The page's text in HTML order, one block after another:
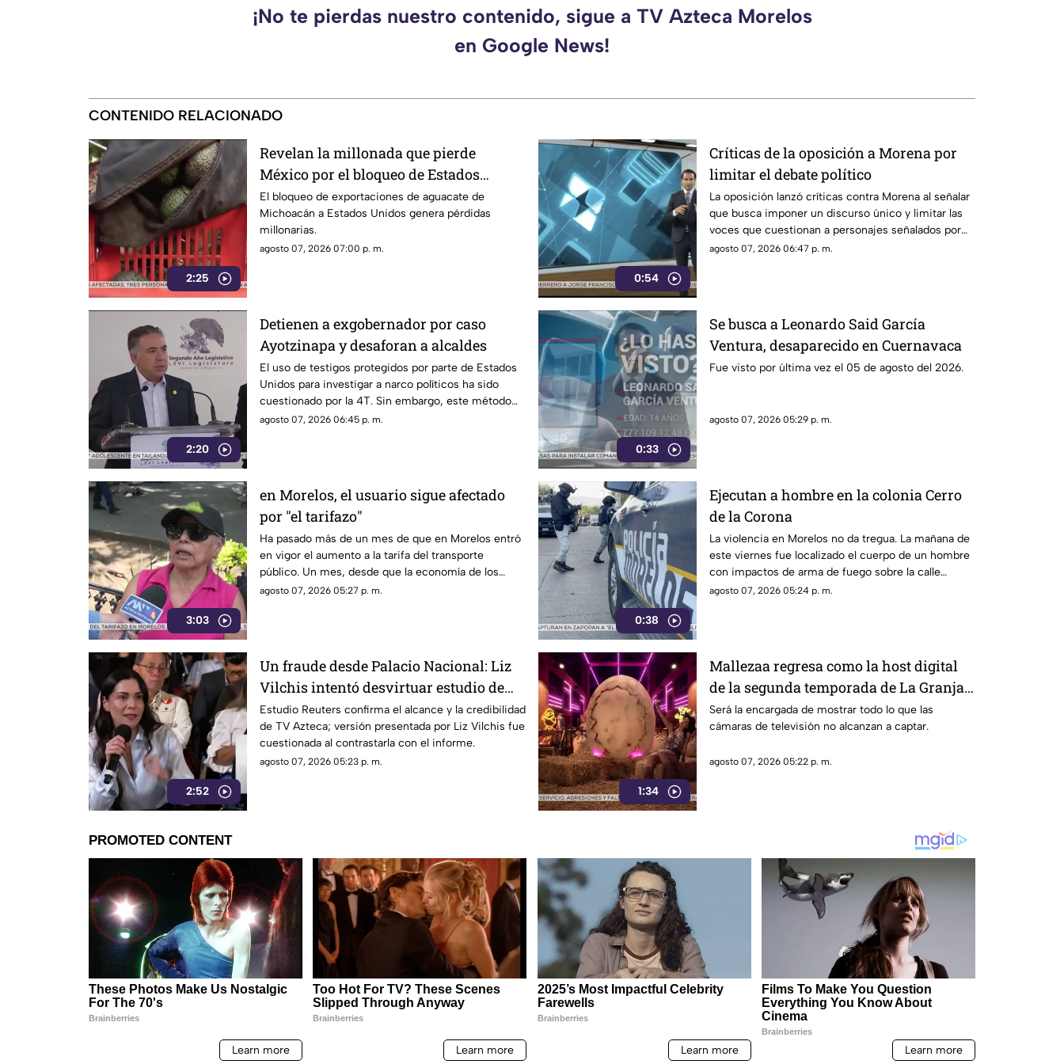
¡No te pierdas nuestro contenido, sigue a TV Azteca Morelos
en Google News!
CONTENIDO RELACIONADO
2:25
Revelan la millonada que pierde
México por el bloqueo de Estados
Unidos al aguacate de Michoacán
El bloqueo de exportaciones de aguacate de
Michoacán a Estados Unidos genera pérdidas
millonarias.
agosto 07, 2026 07:00 p. m.
0:54
Críticas de la oposición a Morena por
limitar el debate político
La oposición lanzó críticas contra Morena al señalar
que busca imponer un discurso único y limitar las
voces que cuestionan a personajes señalados por
presuntos vínculos con la narcopolítica de la 4T.
agosto 07, 2026 06:47 p. m.
2:20
Detienen a exgobernador por caso
Ayotzinapa y desaforan a alcaldes
El uso de testigos protegidos por parte de Estados
Unidos para investigar a narco políticos ha sido
cuestionado por la 4T. Sin embargo, este método
también ha colocado bajo la lupa a funcionarios y
agosto 07, 2026 06:45 p. m.
0:33
Se busca a Leonardo Said García
Ventura, desaparecido en Cuernavaca
Fue visto por última vez el 05 de agosto del 2026.
agosto 07, 2026 05:29 p. m.
3:03
en Morelos, el usuario sigue afectado
por "el tarifazo"
Ha pasado más de un mes de que en Morelos entró
en vigor el aumento a la tarifa del transporte
público. Un mes, desde que la economía de los
morelenses se vio afectada y los ciudadanos
agosto 07, 2026 05:27 p. m.
0:38
Ejecutan a hombre en la colonia Cerro
de la Corona
La violencia en Morelos no da tregua. La mañana de
este viernes fue localizado el cuerpo de un hombre
con impactos de arma de fuego sobre la calle
alianza nacional, en la colonia cerro de la corona, en
agosto 07, 2026 05:24 p. m.
2:52
Un fraude desde Palacio Nacional: Liz
Vilchis intentó desvirtuar estudio de
Reuters sobre la credibilidad de TV
Azteca
Estudio Reuters confirma el alcance y la credibilidad
de TV Azteca; versión presentada por Liz Vilchis fue
cuestionada al contrastarla con el informe.
agosto 07, 2026 05:23 p. m.
1:34
Mallezaa regresa como la host digital
de la segunda temporada de La Granja
VIP
Será la encargada de mostrar todo lo que las
cámaras de televisión no alcanzan a captar.
agosto 07, 2026 05:22 p. m.